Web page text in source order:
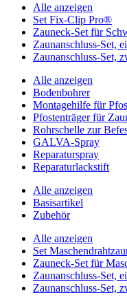
Alle anzeigen
Set Fix-Clip Pro®
Zauneck-Set für
Zaunanschluss-Set,
Zaunanschluss-Set,
Alle anzeigen
Bodenbohrer
Montagehilfe für
Pfostenträger für
Rohrschelle zur
GALVA-Spray
Reparaturspray
Reparaturlackstift
Alle anzeigen
Basisartikel
Zubehör
Alle anzeigen
Set
Zauneck-Set für
Zaunanschluss-Set,
Zaunanschluss-Set,